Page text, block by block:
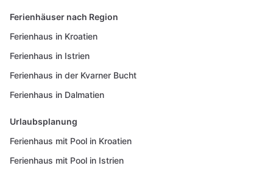
Ferienhäuser nach Region
Ferienhaus in Kroatien
Ferienhaus in Istrien
Ferienhaus in der Kvarner Bucht
Ferienhaus in Dalmatien
Urlaubsplanung
Ferienhaus mit Pool in Kroatien
Ferienhaus mit Pool in Istrien